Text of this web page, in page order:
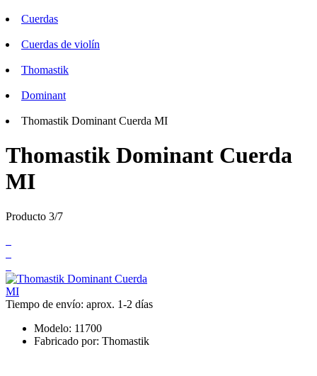
Cuerdas
Cuerdas de violín
Thomastik
Dominant
Thomastik Dominant Cuerda MI
Thomastik Dominant Cuerda
MI
Producto 3/7
Tiempo de envío: aprox. 1-2 días
Modelo: 11700
Fabricado por: Thomastik